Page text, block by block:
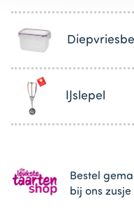
IJslepel
Bestel
bij ons zusje